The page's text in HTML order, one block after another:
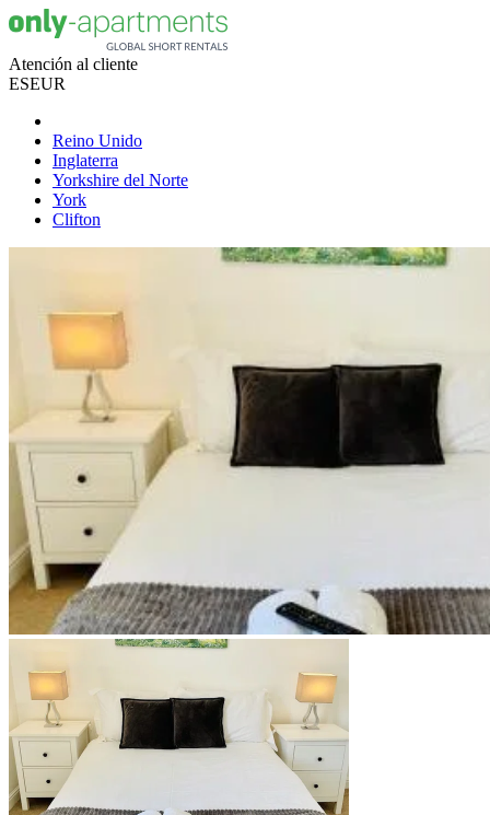
Atención al cliente
ESEUR
Reino Unido
Inglaterra
Yorkshire del Norte
York
Clifton